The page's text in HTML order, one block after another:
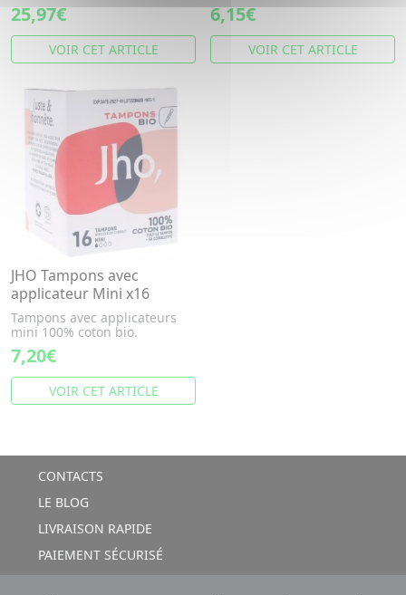
25,97€
VOIR CET ARTICLE
6,15€
VOIR CET ARTICLE
JHO Tampons avec
applicateur Mini x16
Tampons avec applicateurs
mini 100% coton bio.
7,20€
VOIR CET ARTICLE
CONTACTS
LE BLOG
LIVRAISON RAPIDE
PAIEMENT SÉCURISÉ